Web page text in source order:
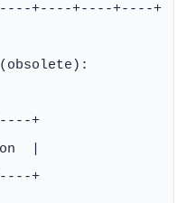
+----+----+----+
+
|
+